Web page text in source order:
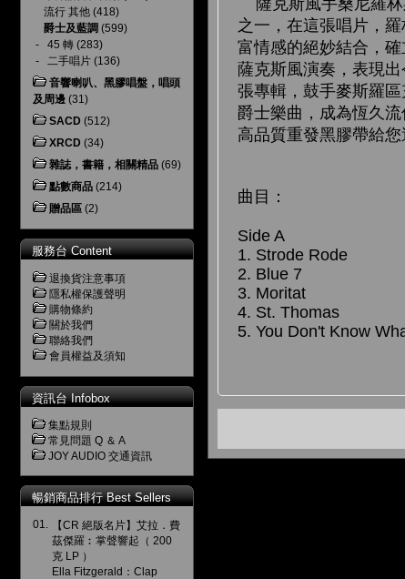
流行 其他 (418)
爵士及藍調 (599)
- 45 轉 (283)
- 二手唱片 (136)
音響喇叭、黑膠唱盤，唱頭
及周邊 (31)
SACD (512)
XRCD (34)
雜誌，書籍，相關精品 (69)
點數商品 (214)
贈品區 (2)
服務台 Content
退換貨注意事項
隱私權保護聲明
購物條約
關於我們
聯絡我們
會員權益及須知
資訊台 Infobox
集點規則
常見問題 Q ＆ A
JOY AUDIO 交通資訊
暢銷商品排行 Best Sellers
01.
【CR 絕版名片】艾拉．費
茲傑羅︰掌聲響起（ 200
克 LP ）
Ella Fitzgerald：Clap
薩克斯風手桑尼羅
之一，在這張唱片，
富情感的絕妙結合，
薩克斯風演奏，表現
張專輯，鼓手麥斯羅
爵士樂曲，成為恆久
高品質重發黑膠帶給
曲目：
Side A
1. Strode Rode
2. Blue 7
3. Moritat
4. St. Thomas
5. You Don't Know